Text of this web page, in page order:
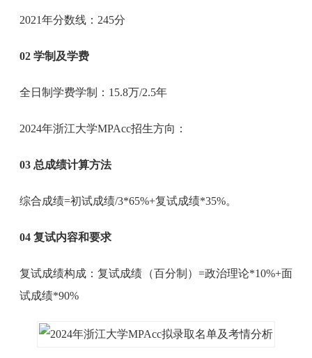
2021年分数线：245分
02 学制及学费
全日制学费学制：15.8万/2.5年
2024年浙江大学MPAcc招生方向：
03 总成绩计算方法
综合成绩=初试成绩/3*65%+复试成绩*35%。
04 复试内容和要求
复试成绩构成：复试成绩（百分制）=政治理论*10%+面
试成绩*90%